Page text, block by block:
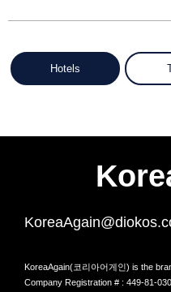
Hotels
KoreaAgain(코리아어게인) is the
Company Registration # : 449-81-